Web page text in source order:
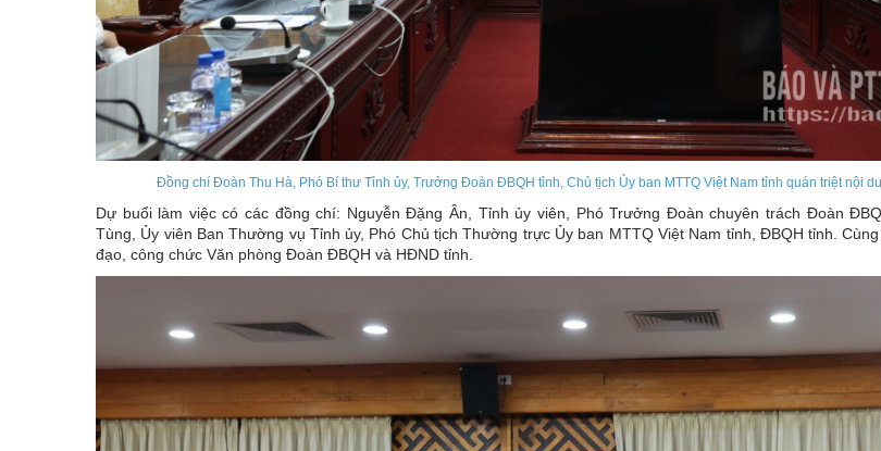
Đồng chí Đoàn Thu Hà, Phó Bí thư Tỉnh ủy, Trưởng Đoàn ĐBQH tỉnh, Chủ tịch Ủy ban MTTQ Việt Nam tỉnh quán triệt nội
Dự buổi làm việc có các đồng chí: Nguyễn Đặng Ân, Tỉnh ủy viên, Phó Trưởng Đoàn chuyên trách Đoàn
Tùng, Ủy viên Ban Thường vụ Tỉnh ủy, Phó Chủ tịch Thường trực Ủy ban MTTQ Việt Nam tỉnh, ĐBQH tỉnh.
đạo, công chức Văn phòng Đoàn ĐBQH và HĐND tỉnh.